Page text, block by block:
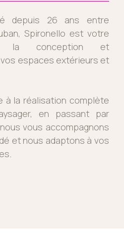
depuis 26 ans entre
Spironello est votre
la conception et
vos espaces extérieurs et
à la réalisation complète
en passant par
vous accompagnons
et nous adaptons à vos